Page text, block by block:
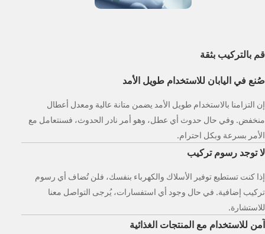
قم بالتركيب بثقة
صُنع في اليابان للاستخدام طويل الأمد
إن التزامنا بالاستخدام طويل الأمد يضمن متانة عالية ومعدل أعطال
منخفض. وفي حال حدوث أي عطل، وهو أمر نادر الحدوث، فسنتعامل مع
الأمر بسرعة وبكل احترام.
لا توجد رسوم تركيب
إذا كنت تستطيع توفير الأسلاك والكهرباء بنفسك، فلن تُضاف أي رسوم
تركيب إضافية. في حال وجود أي استفسارات، يُرجى التواصل معنا
للاستشارة.
آمن للاستخدام مع المنتجات الغذائية